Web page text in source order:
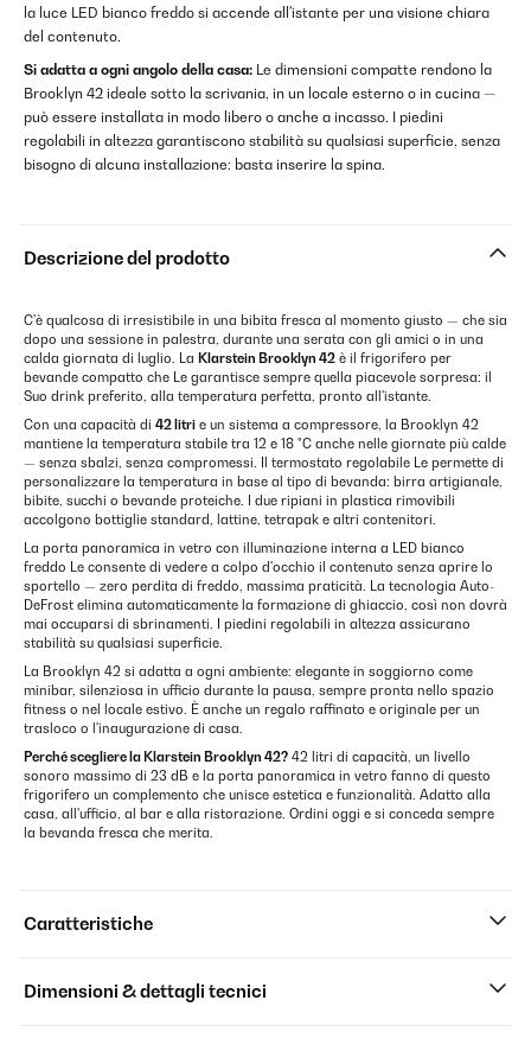
la luce LED bianco freddo si accende all'istante per una visione chiara
del contenuto.
Si adatta a ogni angolo della casa: Le dimensioni compatte rendono la
Brooklyn 42 ideale sotto la scrivania, in un locale esterno o in cucina —
può essere installata in modo libero o anche a incasso. I piedini
regolabili in altezza garantiscono stabilità su qualsiasi superficie, senza
bisogno di alcuna installazione: basta inserire la spina.
Descrizione del prodotto
C'è qualcosa di irresistibile in una bibita fresca al momento giusto — che sia
dopo una sessione in palestra, durante una serata con gli amici o in una
calda giornata di luglio. La Klarstein Brooklyn 42 è il frigorifero per
bevande compatto che Le garantisce sempre quella piacevole sorpresa: il
Suo drink preferito, alla temperatura perfetta, pronto all'istante.
Con una capacità di 42 litri e un sistema a compressore, la Brooklyn 42
mantiene la temperatura stabile tra 12 e 18 °C anche nelle giornate più calde
— senza sbalzi, senza compromessi. Il termostato regolabile Le permette di
personalizzare la temperatura in base al tipo di bevanda: birra artigianale,
bibite, succhi o bevande proteiche. I due ripiani in plastica rimovibili
accolgono bottiglie standard, lattine, tetrapak e altri contenitori.
La porta panoramica in vetro con illuminazione interna a LED bianco
freddo Le consente di vedere a colpo d'occhio il contenuto senza aprire lo
sportello — zero perdita di freddo, massima praticità. La tecnologia Auto-
DeFrost elimina automaticamente la formazione di ghiaccio, così non dovrà
mai occuparsi di sbrinamenti. I piedini regolabili in altezza assicurano
stabilità su qualsiasi superficie.
La Brooklyn 42 si adatta a ogni ambiente: elegante in soggiorno come
minibar, silenziosa in ufficio durante la pausa, sempre pronta nello spazio
fitness o nel locale estivo. È anche un regalo raffinato e originale per un
trasloco o l'inaugurazione di casa.
Perché scegliere la Klarstein Brooklyn 42? 42 litri di capacità, un livello
sonoro massimo di 23 dB e la porta panoramica in vetro fanno di questo
frigorifero un complemento che unisce estetica e funzionalità. Adatto alla
casa, all'ufficio, al bar e alla ristorazione. Ordini oggi e si conceda sempre
la bevanda fresca che merita.
Caratteristiche
Dimensioni & dettagli tecnici